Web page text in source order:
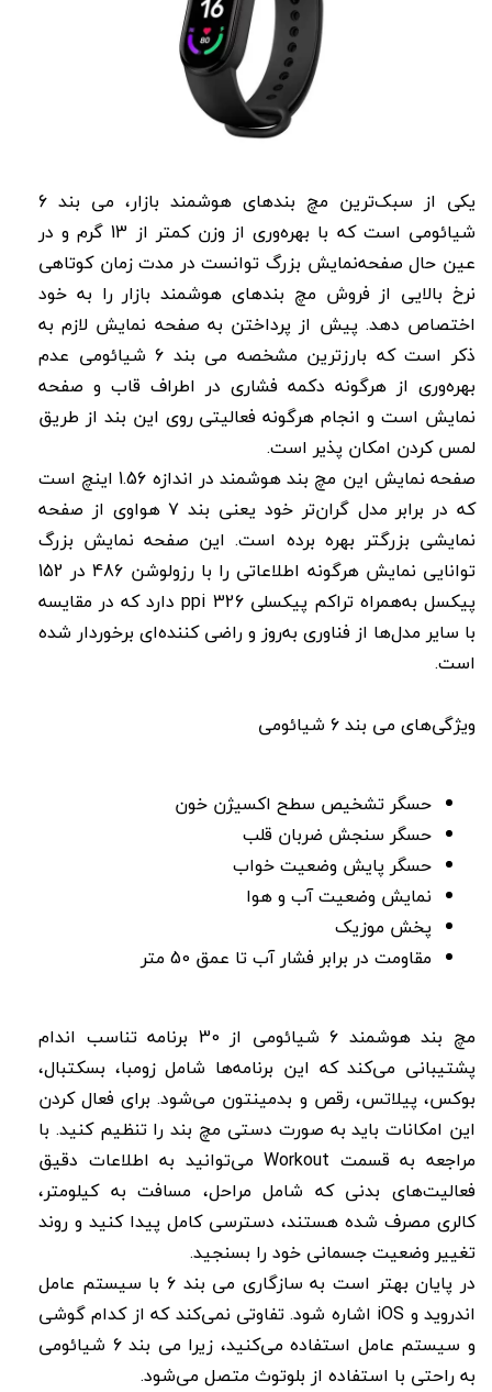
یکی از سبک‌ترین مچ بندهای هوشمند بازار، می بند 6
شیائومی است که با بهره‌وری از وزن کمتر از 13 گرم و در
عین حال صفحه‌نمایش بزرگ توانست در مدت زمان کوتاهی
نرخ بالایی از فروش مچ بندهای هوشمند بازار را به خود
اختصاص دهد. پیش از پرداختن به صفحه نمایش لازم به
ذکر است که بارز‌ترین مشخصه می بند 6 شیائومی عدم
بهره‌وری از هرگونه دکمه فشاری در اطراف قاب و صفحه
نمایش است و انجام هرگونه فعالیتی روی این بند از طریق
لمس کردن امکان پذیر است.
صفحه نمایش این مچ بند هوشمند در اندازه 1.56 اینچ است
که در برابر مدل گران‌تر خود یعنی بند ۷ هواوی از صفحه
نمایشی بزرگتر بهره برده است. این صفحه نمایش بزرگ
توانایی نمایش هرگونه اطلاعاتی را با رزولوشن 486 در 152
پیکسل به‌همراه تراکم پیکسلی 326 ppi دارد که در مقایسه
با سایر مدل‌ها از فناوری به‌روز و راضی کننده‌ای برخوردار شده
است.
ویژگی‌های می بند 6 شیائومی
حسگر تشخیص سطح اکسیژن خون
حسگر سنجش ضربان قلب
حسگر پایش وضعیت خواب
نمایش وضعیت آب و هوا
پخش موزیک
مقاومت در برابر فشار آب تا عمق 50 متر
مچ بند هوشمند 6 شیائومی از 30 برنامه تناسب اندام
پشتیبانی می‌کند که این برنامه‌ها شامل زومبا،‌ بسکتبال،
‌بوکس، ‌پیلاتس، رقص و بدمینتون می‌شود. برای فعال کردن
این امکانات باید به صورت دستی مچ بند را تنظیم کنید. با
مراجعه به قسمت Workout می‌توانید به اطلاعات دقیق
فعالیت‌های بدنی که شامل مراحل،‌ مسافت به کیلومتر،‌
کالری مصرف شده هستند، دسترسی کامل پیدا کنید و روند
تغییر وضعیت جسمانی خود را بسنجید.
در پایان بهتر است به سازگاری می بند 6 با سیستم عامل
اندروید و iOS اشاره شود. تفاوتی نمی‌کند که از کدام گوشی
و سیستم عامل استفاده می‌کنید، زیرا می بند 6 شیائومی
به راحتی با‌ استفاده از بلوتوث متصل می‌شود.